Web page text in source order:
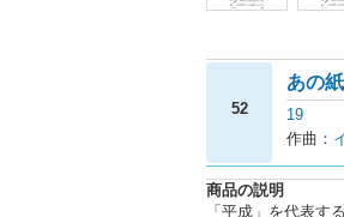
52
あの
19
作曲：
商品の説明
「平成」を代表す